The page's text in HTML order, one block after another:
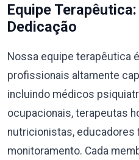
Equipe
Dedicação
Nossa equipe terapêutica
profissionais altamente
incluindo médicos
ocupacionais, terapeutas
nutricionistas,
monitoramento. Cada